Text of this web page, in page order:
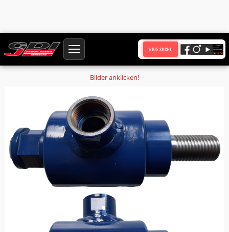
NEUE SUCHE
Startseite
Produkte
Schwerlastspülkopf 1 1/4 Zoll innen aussen Druckluft Spülen mit Wasser Luft
Bilder anklicken!